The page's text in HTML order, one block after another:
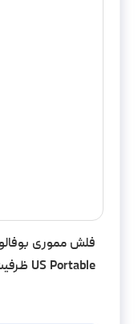
US Portable ظرفیت 1 ترابایت